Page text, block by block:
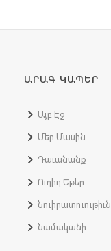
ԱՐԱԳ ԿԱՊԵՐ
Այբ Էջ
Մեր Մասին
Դաւանանք
Ուղիղ Եթեր
Նուիրատուութիւն
Նամականի